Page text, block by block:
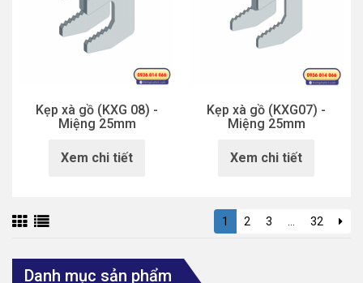
Kẹp xà gồ (KXG 08) -
Miệng 25mm
Xem chi tiết
Kẹp xà gồ (KXG07) -
Miệng 25mm
Xem chi tiết
1 2 3 ... 32
Danh mục sản phẩm